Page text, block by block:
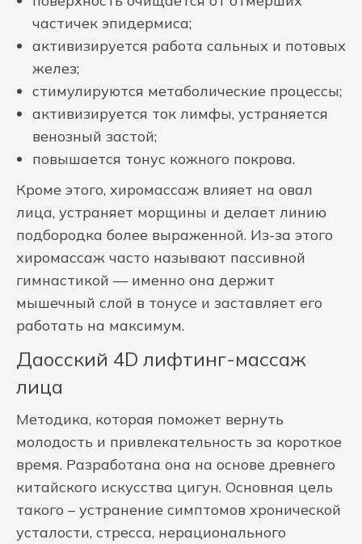
частичек эпидермиса;
активизируется работа сальных и потовых
желез;
стимулируются метаболические процессы;
активизируется ток лимфы, устраняется
венозный застой;
повышается тонус кожного покрова.
Кроме этого, хиромассаж влияет на овал
лица, устраняет морщины и делает линию
подбородка более выраженной. Из-за этого
хиромассаж часто называют пассивной
гимнастикой — именно она держит
мышечный слой в тонусе и заставляет его
работать на максимум.
Даосский 4D лифтинг-массаж
лица
Методика, которая поможет вернуть
молодость и привлекательность за короткое
время. Разработана она на основе древнего
китайского искусства цигун. Основная цель
такого – устранение симптомов хронической
усталости, стресса, нерационального